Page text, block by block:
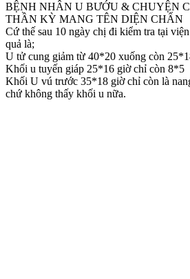
BỆNH NHÂN U BƯỚU & CHUYỆN
THẦN KỲ MANG TÊN DIỆN CHẨN
Cứ thế sau 10 ngày chị đi kiểm tra tại
quả là;
U tử cung giảm từ 40*20 xuống còn
Khối u tuyến giáp 25*16 giờ chỉ còn 8*5
Khối U vú trước 35*18 giờ chỉ còn là
chứ không thấy khối u nữa.